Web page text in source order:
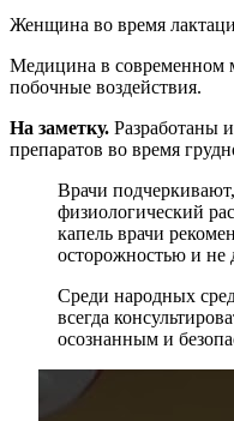
Женщина во время
Медицина в современном
побочные воздействия.
На заметку. Разработаны
препаратов во время
Врачи
физиологический
капель врачи
осторожностью и не
Среди народных
всегда
осознанным и